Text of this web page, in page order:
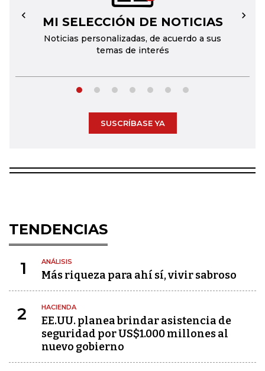
MI SELECCIÓN DE NOTICIAS
Noticias personalizadas, de acuerdo a sus
temas de interés
← →
SUSCRÍBASE YA
TENDENCIAS
1 ANÁLISIS
Más riqueza para ahí sí, vivir sabroso
2 HACIENDA
EE.UU. planea brindar asistencia de
seguridad por US$1.000 millones al
nuevo gobierno